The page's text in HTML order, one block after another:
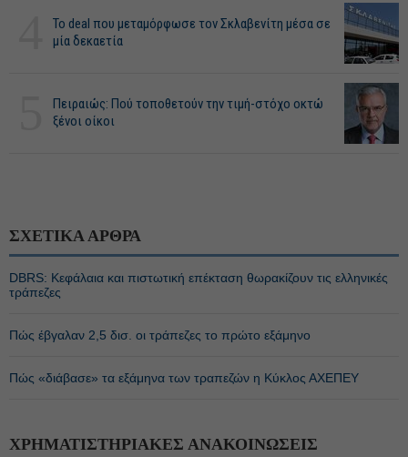
Το deal που μεταμόρφωσε τον Σκλαβενίτη μέσα σε
μία δεκαετία
Πειραιώς: Πού τοποθετούν την τιμή-στόχο οκτώ
ξένοι οίκοι
ΣΧΕΤΙΚΑ ΑΡΘΡΑ
DBRS: Κεφάλαια και πιστωτική επέκταση θωρακίζουν τις ελληνικές
τράπεζες
Πώς έβγαλαν 2,5 δισ. οι τράπεζες το πρώτο εξάμηνο
Πώς «διάβασε» τα εξάμηνα των τραπεζών η Κύκλος ΑΧΕΠΕΥ
ΧΡΗΜΑΤΙΣΤΗΡΙΑΚΕΣ ΑΝΑΚΟΙΝΩΣΕΙΣ